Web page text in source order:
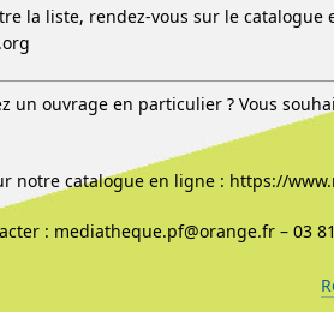
la liste, rendez-vous sur le
un ouvrage en particulier ? Vous
notre catalogue en ligne : https://
: mediatheque.pf@orange.fr – 03